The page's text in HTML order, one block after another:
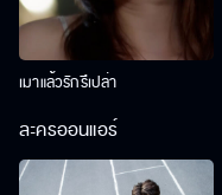
เมาแล้วรักรึเปล่า
ละครออนแอร์